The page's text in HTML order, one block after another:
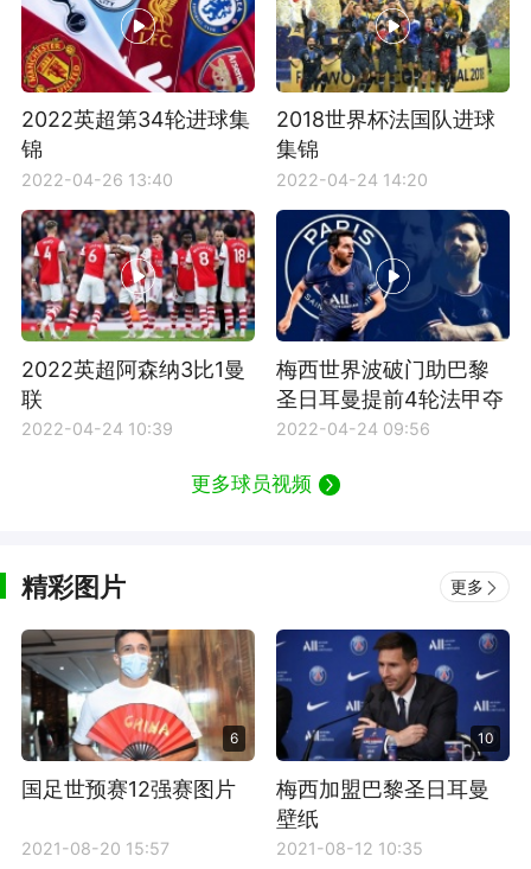
2022英超第34轮进球集
锦
2022-04-26 13:40
2018世界杯法国队进球
集锦
2022-04-24 14:20
2022英超阿森纳3比1曼
联
2022-04-24 10:39
梅西世界波破门助巴黎
圣日耳曼提前4轮法甲夺
冠
2022-04-24 09:56
更多球员视频
精彩图片 更多
6
国足世预赛12强赛图片
2021-08-20 15:57
10
梅西加盟巴黎圣日耳曼
壁纸
2021-08-12 10:35